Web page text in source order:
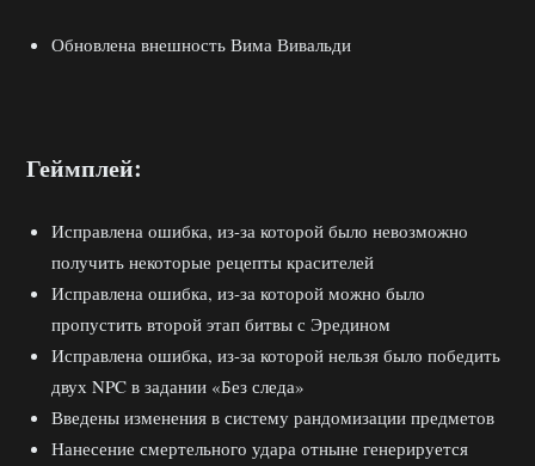
Обновлена внешность Вима Вивальди
Геймплей:
Исправлена ошибка, из-за которой было невозможно
получить некоторые рецепты красителей
Исправлена ошибка, из-за которой можно было
пропустить второй этап битвы с Эредином
Исправлена ошибка, из-за которой нельзя было победить
двух NPC в задании «Без следа»
Введены изменения в систему рандомизации предметов
Нанесение смертельного удара отныне генерируется